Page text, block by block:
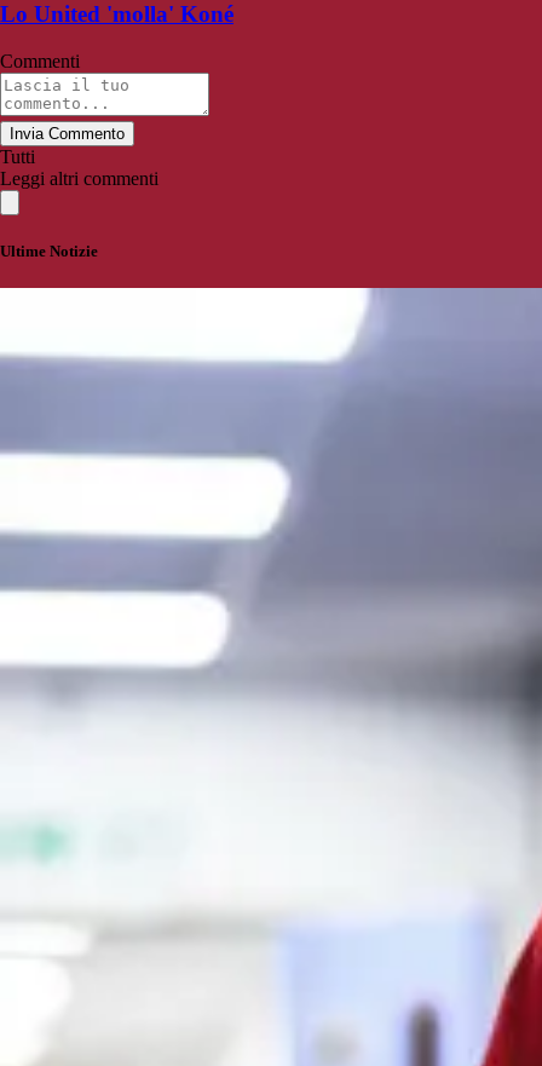
Lo United 'molla' Koné
Commenti
Invia Commento
Tutti
Leggi altri commenti
Ultime Notizie